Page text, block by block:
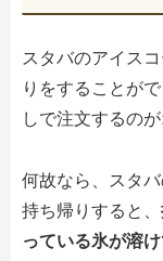
スタバのアイス
りをすることが
しで注文するのが
何故なら、スタ
持ち帰りすると、
っている氷が溶